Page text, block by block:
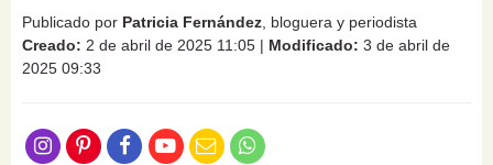
Publicado por Patricia Fernández , bloguera y periodista
Creado: 2 de abril de 2025 11:05 | Modificado: 3 de abril de
2025 09:33